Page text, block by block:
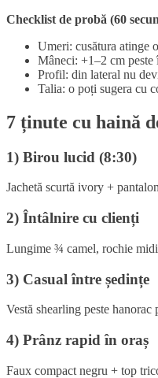
Checklist de probă (60
Umeri: cusătura atinge
Mâneci: +1–2 cm
Profil: din lateral nu
Talia: o poți sugera cu
7 ținute cu haină
1) Birou lucid (8:30)
Jachetă scurtă ivory +
2) Întâlnire cu clienți
Lungime ¾ camel, rochie
3) Casual între ședințe
Vestă shearling peste
4) Prânz rapid în oraș
Faux compact negru + top